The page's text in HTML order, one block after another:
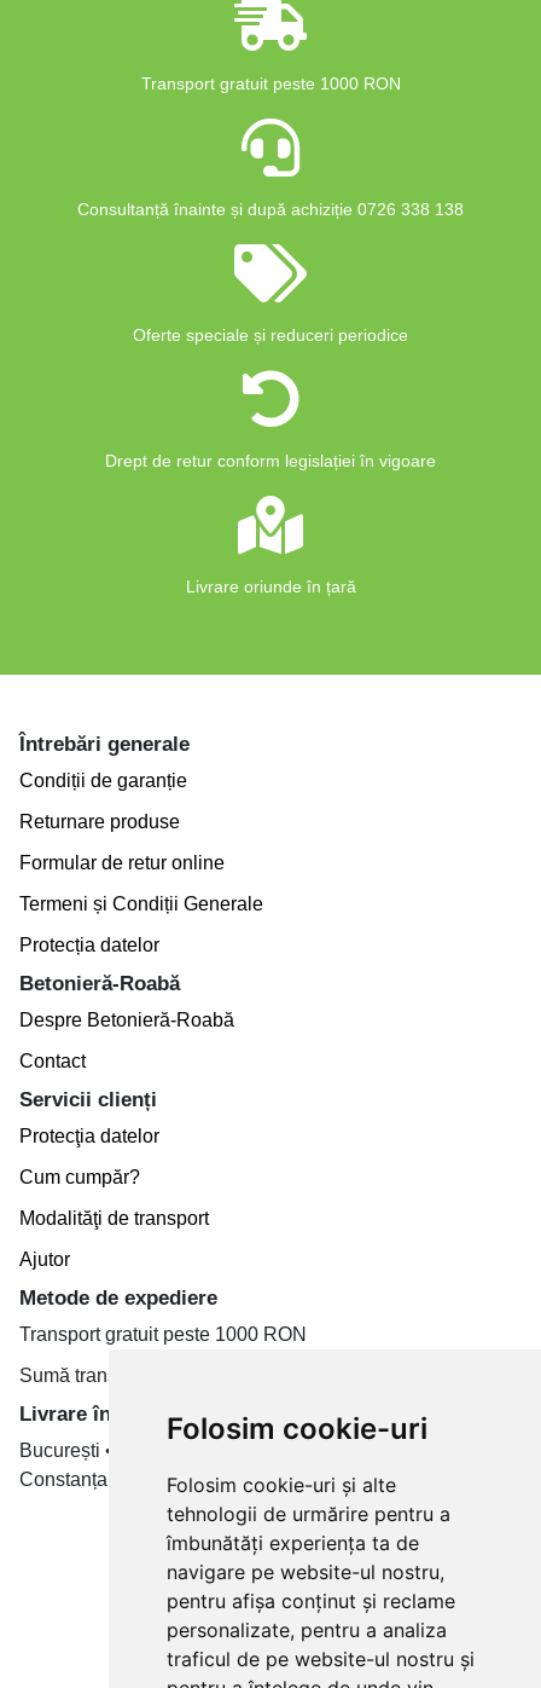
Folosim cookie-uri
Folosim cookie-uri și alte
tehnologii de urmărire pentru a
îmbunătăți experiența ta de
navigare pe website-ul nostru,
pentru afișa conținut și reclame
personalizate, pentru a analiza
traficul de pe website-ul nostru și
Transport gratuit peste 1000 RON
Consultanță înainte și după achiziție 0726 338 138
Oferte speciale și reduceri periodice
Drept de retur conform legislației în vigoare
Livrare oriunde în țară
Întrebări generale
Condiții de garanție
Returnare produse
Formular de retur online
Termeni și Condiții Generale
Protecția datelor
Betonieră-Roabă
Despre Betonieră-Roabă
Contact
Servicii clienți
Protecţia datelor
Cum cumpăr?
Modalităţi de transport
Ajutor
Metode de expediere
Transport gratuit peste 1000 RON
Sumă transport de la 19.99 RON
Livrare în toate țară
București • Cluj-Napoca • Brașov • Timișoara • Iași •
Constanța • Craiova
Plăți cu card bancar prin